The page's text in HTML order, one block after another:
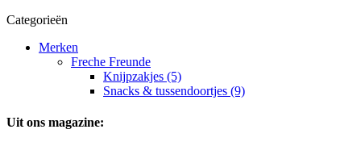
Categorieën
Merken
Freche Freunde
Knijpzakjes (5)
Snacks & tussendoortjes (9)
Uit ons magazine: